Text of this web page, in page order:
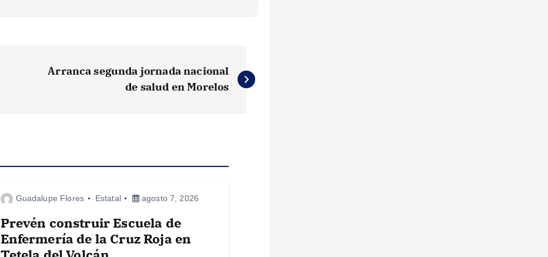
Arranca segunda jornada nacional
de salud en Morelos
Guadalupe Flores Estatal agosto 7, 2026
Prevén construir Escuela de
Enfermería de la Cruz Roja en